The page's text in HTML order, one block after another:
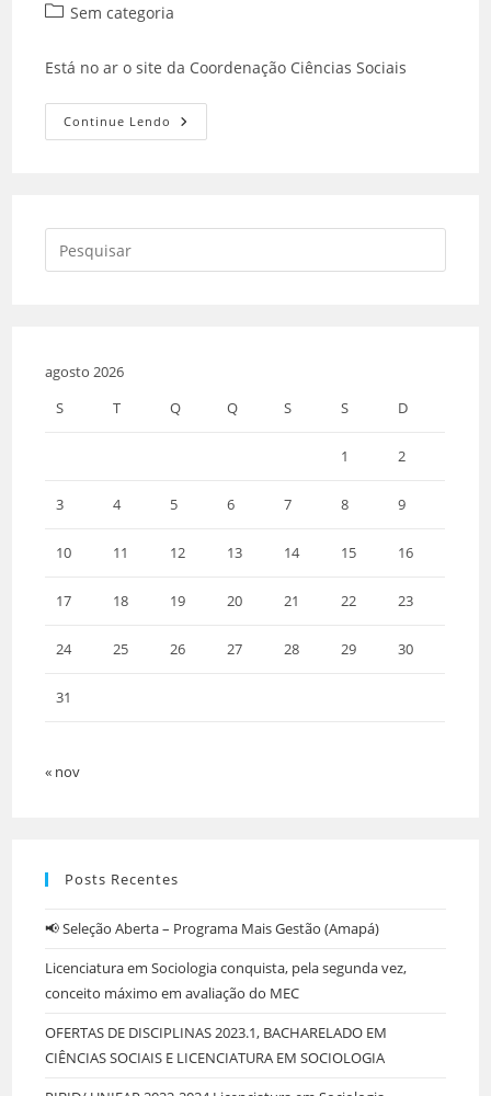
Sem categoria
Está no ar o site da Coordenação Ciências Sociais
Continue Lendo
agosto 2026
S
T Q Q S S D
1 2
3 4 5 6 7 8 9
10 11 12 13 14 15 16
17 18 19 20 21 22 23
24 25 26 27 28 29 30
31
« nov
Posts Recentes
📢 Seleção Aberta – Programa Mais Gestão (Amapá)
Licenciatura em Sociologia conquista, pela segunda vez,
conceito máximo em avaliação do MEC
OFERTAS DE DISCIPLINAS 2023.1, BACHARELADO EM
CIÊNCIAS SOCIAIS E LICENCIATURA EM SOCIOLOGIA